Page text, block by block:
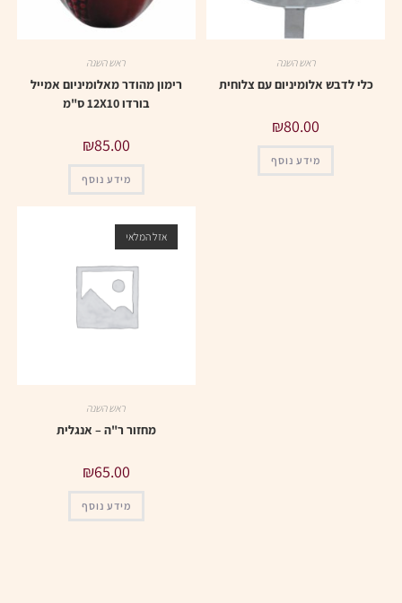
ראש השנה
רימון מהודר מאלומיניום אמייל
בורדו 12X10 ס"מ
₪85.00
מידע נוסף
ראש השנה
כלי לדבש אלומיניום עם צלוחית
₪80.00
מידע נוסף
אזל המלאי
ראש השנה
מחזור ר"ה – אנגלית
₪65.00
מידע נוסף